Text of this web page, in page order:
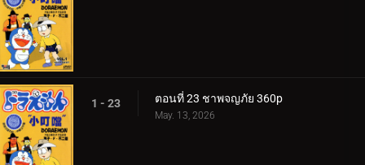
1 - 23 ตอนที่ 23 ชาพจญภัย 360p
May. 13, 2026